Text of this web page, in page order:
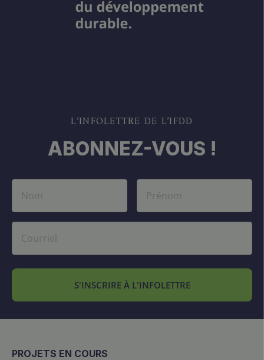
L’INFOLETTRE DE L’IFDD
ABONNEZ-VOUS !
S'INSCRIRE À L'INFOLETTRE
PROJETS EN COURS